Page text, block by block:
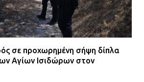
σε προχωρημένη σήψη δίπλα
Αγίων Ισιδώρων στον